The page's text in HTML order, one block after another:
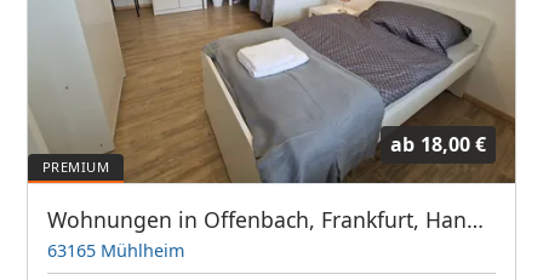
ab 18,00 €
Wohnungen in Offenbach, Frankfurt, Hanau, Eschborn und Umgebung
63165 Mühlheim